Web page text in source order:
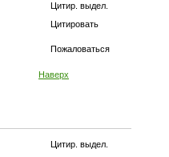
Цитир. выдел.
Цитировать
Пожаловаться
Наверх
Цитир. выдел.